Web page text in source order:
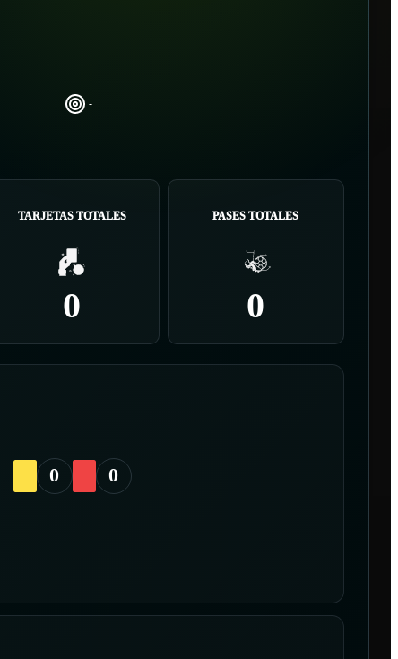
-
TARJETAS TOTALES
0
PASES TOTALES
0
0 0